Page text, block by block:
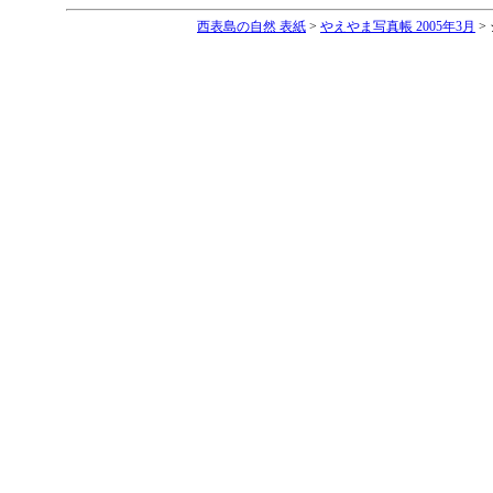
西表島の自然 表紙 > やえやま写真帳 2005年3月 >